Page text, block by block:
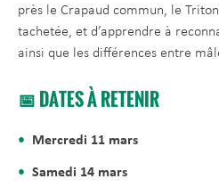
près le Crapaud commun, le
tachetée, et d’apprendre à
ainsi que les différences entre
📅 DATES À RETENIR
Mercredi 11 mars
Samedi 14 mars